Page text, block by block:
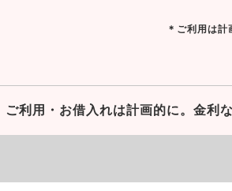
＊ご利用は
ご利用・お借入れは計画的に。 金利